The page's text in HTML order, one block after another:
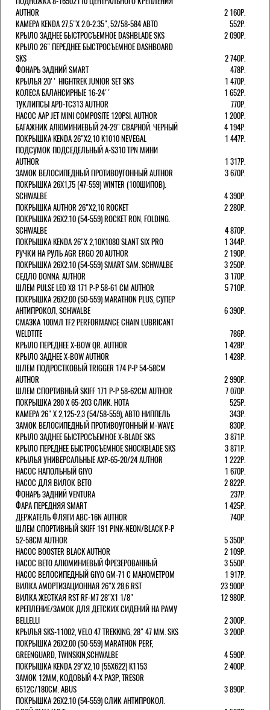
AUTHOR
2 160Р.
КАМЕРА KENDA 27,5"Х 2.0-2.35", 52/58-584 АВТО
552Р.
КРЫЛО ЗАДНЕЕ БЫСТРОСЪЕМНОЕ DASHBLADE SKS
2 090Р.
КРЫЛО 26" ПЕРЕДНЕЕ БЫСТРОСЪЕМНОЕ DASHBOARD
SKS
2 740Р.
ФОНАРЬ ЗАДНИЙ SMART
478Р.
КРЫЛЬЯ 20'' HIGHTREK JUNIOR SET SKS
1 470Р.
КОЛЕСА БАЛАНСИРНЫЕ 16-24''
1 652Р.
ТУКЛИПСЫ APD-TC313 AUTHOR
770Р.
НАСОС AAP JET MINI COMPOSITE 120PSI. AUTHOR
1 200Р.
БАГАЖНИК АЛЮМИНИЕВЫЙ 24-29" СВАРНОЙ. ЧЕРНЫЙ
4 194Р.
ПОКРЫШКА KENDA 26"Х2,10 K1010 NEVEGAL
1 447Р.
ПОДСУМОК ПОДСЕДЕЛЬНЫЙ A-S310 TPN МИНИ
AUTHOR
1 317Р.
ЗАМОК ВЕЛОСИПЕДНЫЙ ПРОТИВОУГОННЫЙ AUTHOR
3 670Р.
ПОКРЫШКА 26X1,75 (47-559) WINTER (100ШИПОВ).
SCHWALBE
4 390Р.
ПОКРЫШКА AUTHOR 26"Х2,10 ROCKET
2 280Р.
ПОКРЫШКА 26X2.10 (54-559) ROCKET RON, FOLDING.
SCHWALBE
4 870Р.
ПОКРЫШКА KENDA 26"Х 2,10K1080 SLANT SIX PRO
1 344Р.
РУЧКИ НА РУЛЬ AGR ERGO 20 AUTHOR
2 190Р.
ПОКРЫШКА 26X2.10 (54-559) SMART SAM. SCHWALBE
3 250Р.
СЕДЛО DONNA. AUTHOR
3 170Р.
ШЛЕМ PULSE LED X8 171 Р-Р 58-61 СМ AUTHOR
5 710Р.
ПОКРЫШКА 26X2.00 (50-559) MARATHON PLUS, СУПЕР
АНТИПРОКОЛ, SCHWALBE
6 390Р.
СМАЗКА 100МЛ TF2 PERFORMANCE CHAIN LUBRICANT
WELDTITE
786Р.
КРЫЛО ПЕРЕДНЕЕ X-BOW QR. AUTHOR
1 428Р.
КРЫЛО ЗАДНЕЕ X-BOW AUTHOR
1 428Р.
ШЛЕМ ПОДРОСТКОВЫЙ TRIGGER 174 Р-Р 54-58СМ
AUTHOR
2 990Р.
ШЛЕМ СПОРТИВНЫЙ SKIFF 171 Р-Р 58-62СМ AUTHOR
7 070Р.
ПОКРЫШКА 280 X 65-203 СЛИК. HOTA
525Р.
КАМЕРА 26" X 2,125-2,3 (54/58-559), АВТО НИППЕЛЬ
343Р.
ЗАМОК ВЕЛОСИПЕДНЫЙ ПРОТИВОУГОННЫЙ M-WAVE
830Р.
КРЫЛО ЗАДНЕЕ БЫСТРОСЪЕМНОЕ X-BLADE SKS
3 871Р.
КРЫЛО ПЕРЕДНЕЕ БЫСТРОСЪЕМНОЕ SHOCKBLADE SKS
3 871Р.
КРЫЛЬЯ УНИВЕРСАЛЬНЫЕ AXP-65-20/24 AUTHOR
1 222Р.
НАСОС НАПОЛЬНЫЙ GIYO
1 670Р.
НАСОС ДЛЯ ВИЛОК ВЕТО
2 822Р.
ФОНАРЬ ЗАДНИЙ VENTURA
237Р.
ФАРА ПЕРЕДНЯЯ SMART
1 425Р.
ДЕРЖАТЕЛЬ ФЛЯГИ ABC-16N AUTHOR
740Р.
ШЛЕМ СПОРТИВНЫЙ SKIFF 191 PINK-NEON/BLACK Р-Р
52-58СМ AUTHOR
5 350Р.
НАСОС BOOSTER BLACK AUTHOR
2 109Р.
НАСОС BETO АЛЮМИНИЕВЫЙ ФРЕЗЕРОВАННЫЙ
3 550Р.
НАСОС ВЕЛОСИПЕДНЫЙ GIYO GM-71 С МАНОМЕТРОМ
1 917Р.
ВИЛКА АМОРТИЗАЦИОННАЯ 26"Х 28,6 RST
23 900Р.
ВИЛКА ЖЕСТКАЯ RST RF-M7 28"Х1 1/8"
12 980Р.
КРЕПЛЕНИЕ/ЗАМОК ДЛЯ ДЕТСКИХ СИДЕНИЙ НА РАМУ
BELLELLI
2 300Р.
КРЫЛЬЯ SKS-11002, VELO 47 TREKKING, 28" 47 ММ. SKS
3 200Р.
ПОКРЫШКА 26X2.00 (50-559) MARATHON PERF,
GREENGUARD, TWINSKIN,SCHWALBE
4 590Р.
ПОКРЫШКА KENDA 29"Х2,10 (55X622) K1153
2 400Р.
ЗАМОК 12ММ, КОДОВЫЙ 4-Х РАЗР, TRESOR
6512C/180СМ. ABUS
3 890Р.
ПОКРЫШКА 26X2.10 (54-559) СЛИК АНТИПРОКОЛ.